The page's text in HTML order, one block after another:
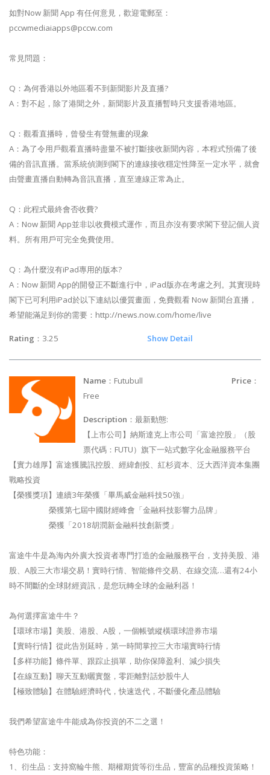
如對Now 新聞 App 有任何意見，歡迎電郵至：
pccwmediaiapps@pccw.com
常見問題：
Q：為何香港以外地區看不到新聞影片及直播?
A：對不起，除了港聞之外，新聞影片及直播暫時只支援香港地區。
Q：觀看直播時，曾發生有聲無畫的現象
A：為了令用戶觀看直播時盡量不被打斷接收新聞內容，本程式預備了後
備的音訊直播。當系統偵測到閣下的連線接收穩定性降至一定水平，就會
由聲畫直播自動轉為音訊直播，直至連線正常為止。
Q：此程式最終會否收費?
A：Now 新聞 App並非以收費模式運作，而且亦沒有要求閣下登記個人資
料。所有用戶可完全免費使用。
Q：為什麼沒有iPad專用的版本?
A：Now 新聞 App的開發正不斷進行中，iPad版亦在考慮之列。其實現時
閣下已可利用iPad於以下連結以優質畫面，免費觀看 Now 新聞台直播，
希望能滿足到你的需要：http://news.now.com/home/live
Rating ：3.25 Show Detail
Name ：Futubull Price ：
Free
Description ：最新動態:
【上市公司】納斯達克上市公司「富途控股」（股
票代碼：FUTU）旗下一站式數字化金融服務平台
【實力雄厚】富途獲騰訊控股、經緯創投、紅杉資本、泛大西洋資本集團
戰略投資
【榮獲獎項】連續3年榮獲「畢馬威金融科技50強」
榮獲第七屆中國財經峰會「金融科技影響力品牌」
榮獲「2018胡潤新金融科技創新獎」
富途牛牛是為海內外廣大投資者專門打造的金融服務平台，支持美股、港
股、A股三大市場交易！實時行情、智能條件交易、在線交流…還有24小
時不間斷的全球財經資訊，是您玩轉全球的金融利器！
為何選擇富途牛牛？
【環球市場】美股、港股、A股，一個帳號縱橫環球證券市場
【實時行情】從此告別延時，第一時間掌控三大市場實時行情
【多样功能】條件單、跟踪止損單，助你保障盈利、減少損失
【在線互動】聊天互動曬實盤，零距離對話炒股牛人
【極致體驗】在體驗經濟時代，快速迭代，不斷優化產品體驗
我們希望富途牛牛能成為你投資的不二之選！
特色功能：
1、衍生品：支持窩輪牛熊、期權期貨等衍生品，豐富的品種投資策略！